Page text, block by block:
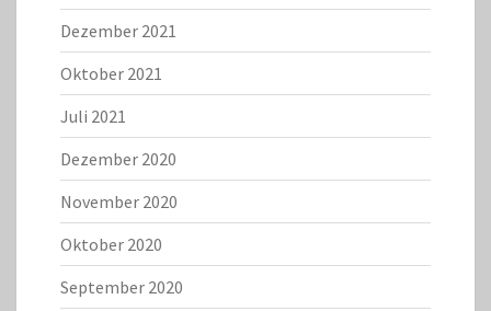
Dezember 2021
Oktober 2021
Juli 2021
Dezember 2020
November 2020
Oktober 2020
September 2020